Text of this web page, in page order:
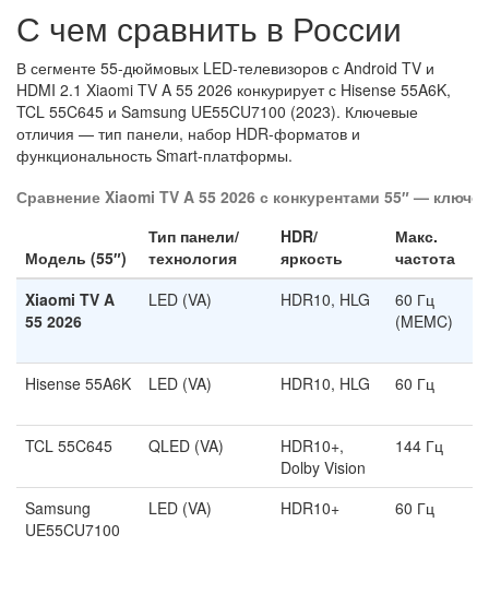
С чем сравнить в России
В сегменте 55-дюймовых LED-телевизоров с Android TV и
HDMI 2.1 Xiaomi TV A 55 2026 конкурирует с Hisense 55A6K,
TCL 55C645 и Samsung UE55CU7100 (2023). Ключевые
отличия — тип панели, набор HDR-форматов и
функциональность Smart-платформы.
Сравнение Xiaomi TV A 55 2026 с конкурентами 55″ —
Модель (55″)
Тип панели/
технология
HDR/
яркость
Макс.
частота
Xiaomi TV A
55 2026
LED (VA) HDR10, HLG
60 Гц
(MEMC)
Hisense 55A6K LED (VA) HDR10, HLG 60 Гц
TCL 55C645 QLED (VA)
HDR10+,
Dolby Vision
144 Гц
Samsung
UE55CU7100
LED (VA) HDR10+ 60 Гц